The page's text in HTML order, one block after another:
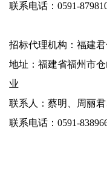
联系电话：0591-
招标代理机构：福建
地址：福建省福州市
业
联系人：蔡明、周丽
联系电话：0591-